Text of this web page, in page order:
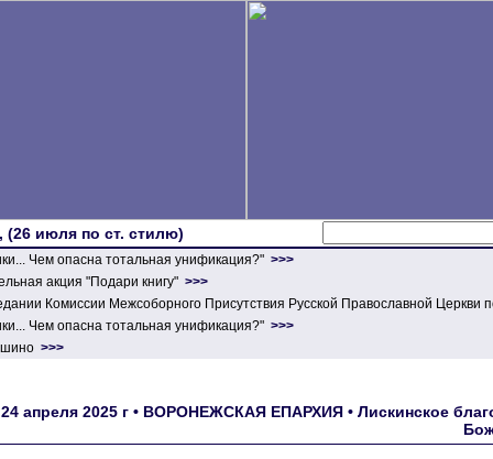
(26 июля по ст. стилю)
Чем опасна тотальная унификация?" >>>
акция "Подари книгу" >>>
Комиссии Межсоборного Присутствия Русской Православной Церкви
Чем опасна тотальная унификация?" >>>
>>>
24 апреля 2025 г • ВОРОНЕЖСКАЯ ЕПАРХИЯ • Лискинское